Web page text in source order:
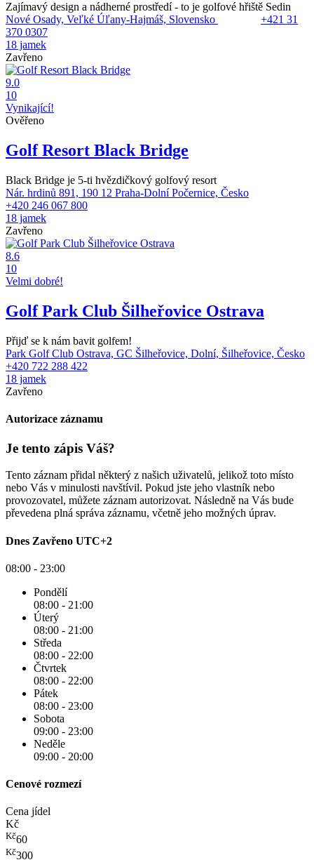
Zajímavý design a nádherné prostředí - to je golfové hřiště Sedin
Nové Osady, Veľké Úľany-Hajmáš, Slovensko
+421 31
370 0307
18 jamek
Zavřeno
9.0
10
Vynikající!
Ověřeno
Golf Resort Black Bridge
Black Bridge je 5-ti hvězdičkový golfový resort
Nár. hrdinů 891, 190 12 Praha-Dolní Počernice, Česko
+420 246 067 800
18 jamek
Zavřeno
8.6
10
Velmi dobré!
Golf Park Club Šilheřovice Ostrava
Přijď se k nám bavit golfem!
Park Golf Club Ostrava, GC Šilheřovice, Dolní, Šilheřovice, Česko
+420 722 288 422
18 jamek
Zavřeno
Autorizace záznamu
Je tento zápis Váš?
Tento záznam přidal některý z našich uživatelů, jelikož toto místo
nebo Vás v minulosti navštívil. Pokud jste jeho vlastník nebo
provozovatel, můžete záznam autorizovat. Následně na Vás bude
převedena plná správa záznamu, včetně jeho možných úprav.
Dnes Zavřeno UTC+2
08:00 - 23:00
Pondělí
08:00 - 21:00
Úterý
08:00 - 21:00
Středa
08:00 - 22:00
Čtvrtek
08:00 - 22:00
Pátek
08:00 - 23:00
Sobota
09:00 - 23:00
Neděle
09:00 - 20:00
Cenové rozmezí
Cena jídel
Kč
Kč60
Kč300